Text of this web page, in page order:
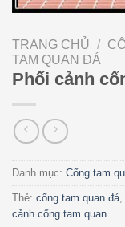
TRANG CHỦ /
TAM QUAN ĐÁ
Phối cảnh
Danh mục: Cổng tam
Thẻ: cổng tam quan đá
cảnh cổng tam quan